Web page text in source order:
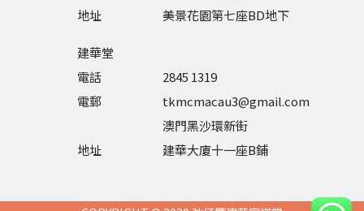
地址
美景花園第七座BD地下
建華堂
電話
2845 1319
電郵
tkmcmacau3@gmail.com
地址
澳門黑沙環新街
建華大廈十一座B鋪